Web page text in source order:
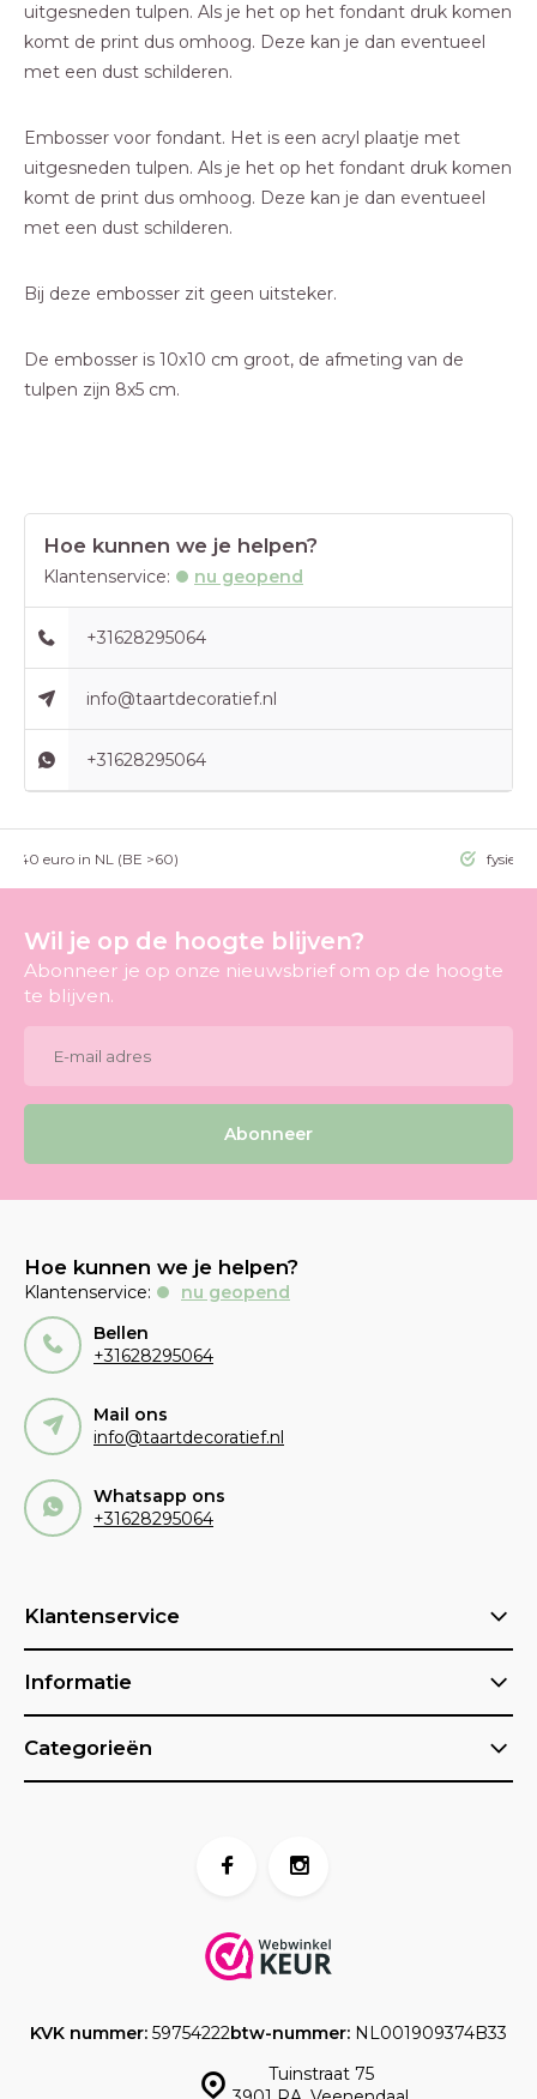
uitgesneden tulpen. Als je het op het fondant druk komen
komt de print dus omhoog. Deze kan je dan eventueel
met een dust schilderen.
Embosser voor fondant. Het is een acryl plaatje met
uitgesneden tulpen. Als je het op het fondant druk komen
komt de print dus omhoog. Deze kan je dan eventueel
met een dust schilderen.
Bij deze embosser zit geen uitsteker.
De embosser is 10x10 cm groot, de afmeting van de
tulpen zijn 8x5 cm.
Hoe kunnen we je helpen?
Klantenservice: nu geopend
+31628295064
info@taartdecoratief.nl
+31628295064
>40 euro in NL (BE >60) fysieke
Wil je op de hoogte blijven?
Abonneer je op onze nieuwsbrief om op de hoogte
te blijven.
Abonneer
Hoe kunnen we je helpen?
Klantenservice:
nu geopend
Bellen
+31628295064
Mail ons
info@taartdecoratief.nl
Whatsapp ons
+31628295064
Klantenservice
Informatie
Categorieën
Tuinstraat 75
KVK nummer: 59754222btw-nummer: NL001909374B33